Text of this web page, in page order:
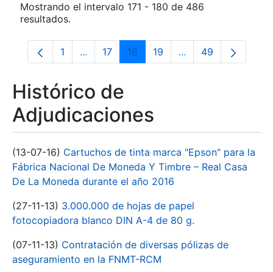
Mostrando el intervalo 171 - 180 de 486
resultados.
Página
1 ...Páginas intermedias Use TAB para
Página
17 Página
18 Página
19 ...PáginasPágina
49
Histórico de
Adjudicaciones
(13-07-16) Cartuchos de tinta marca "Epson" para la
Fábrica Nacional De Moneda Y Timbre – Real Casa
De La Moneda durante el año 2016
(27-11-13) 3.000.000 de hojas de papel
fotocopiadora blanco DIN A-4 de 80 g.
(07-11-13) Contratación de diversas pólizas de
aseguramiento en la FNMT-RCM